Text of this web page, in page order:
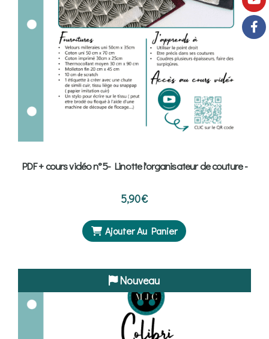
PDF + cours vidéo n°5- Linotte l'organisateur de couture -
5,90€
Ajouter Au Panier
Nouveau